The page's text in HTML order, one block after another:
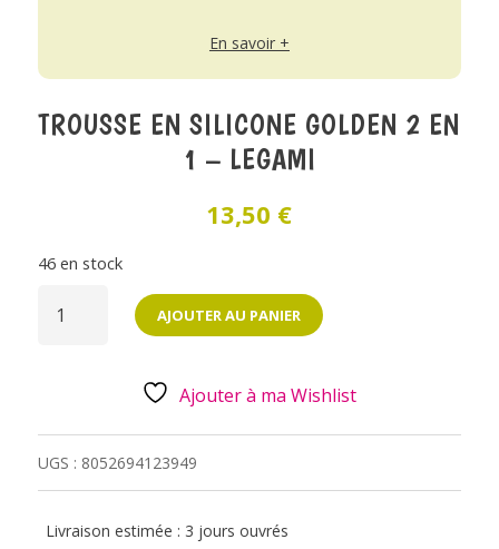
En savoir +
TROUSSE EN SILICONE GOLDEN 2 EN
1 – LEGAMI
13,50 €
46 en stock
DE
TROUSSE
-
LEGAMI
AJOUTER AU PANIER
Ajouter à ma Wishlist
UGS : 8052694123949
Livraison estimée : 3 jours ouvrés